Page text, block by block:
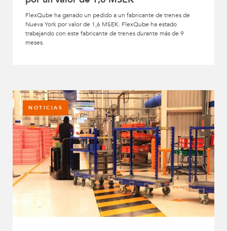
FlexQube ha ganado un pedido a un fabricante de trenes de
Nueva York por valor de 1,6 MSEK. FlexQube ha estado
trabajando con este fabricante de trenes durante más de 9
meses.
NOTICIAS